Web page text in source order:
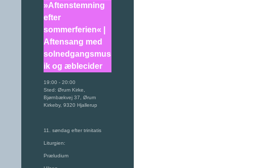
»Aftenstemning
efter
sommerferien« |
Aftensang med
solnedgangsmus
ik og æblecider
19:00 - 20:00
Sted: Ørum Kirke,
Bjørnbækvej 37, Ørum
Kirkeby, 9320 Hjallerup
11. søndag efter trinitatis
Liturgien:
Præludium